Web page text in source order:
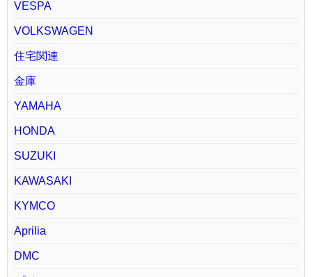
VESPA
VOLKSWAGEN
住宅関連
金庫
YAMAHA
HONDA
SUZUKI
KAWASAKI
KYMCO
Aprilia
DMC